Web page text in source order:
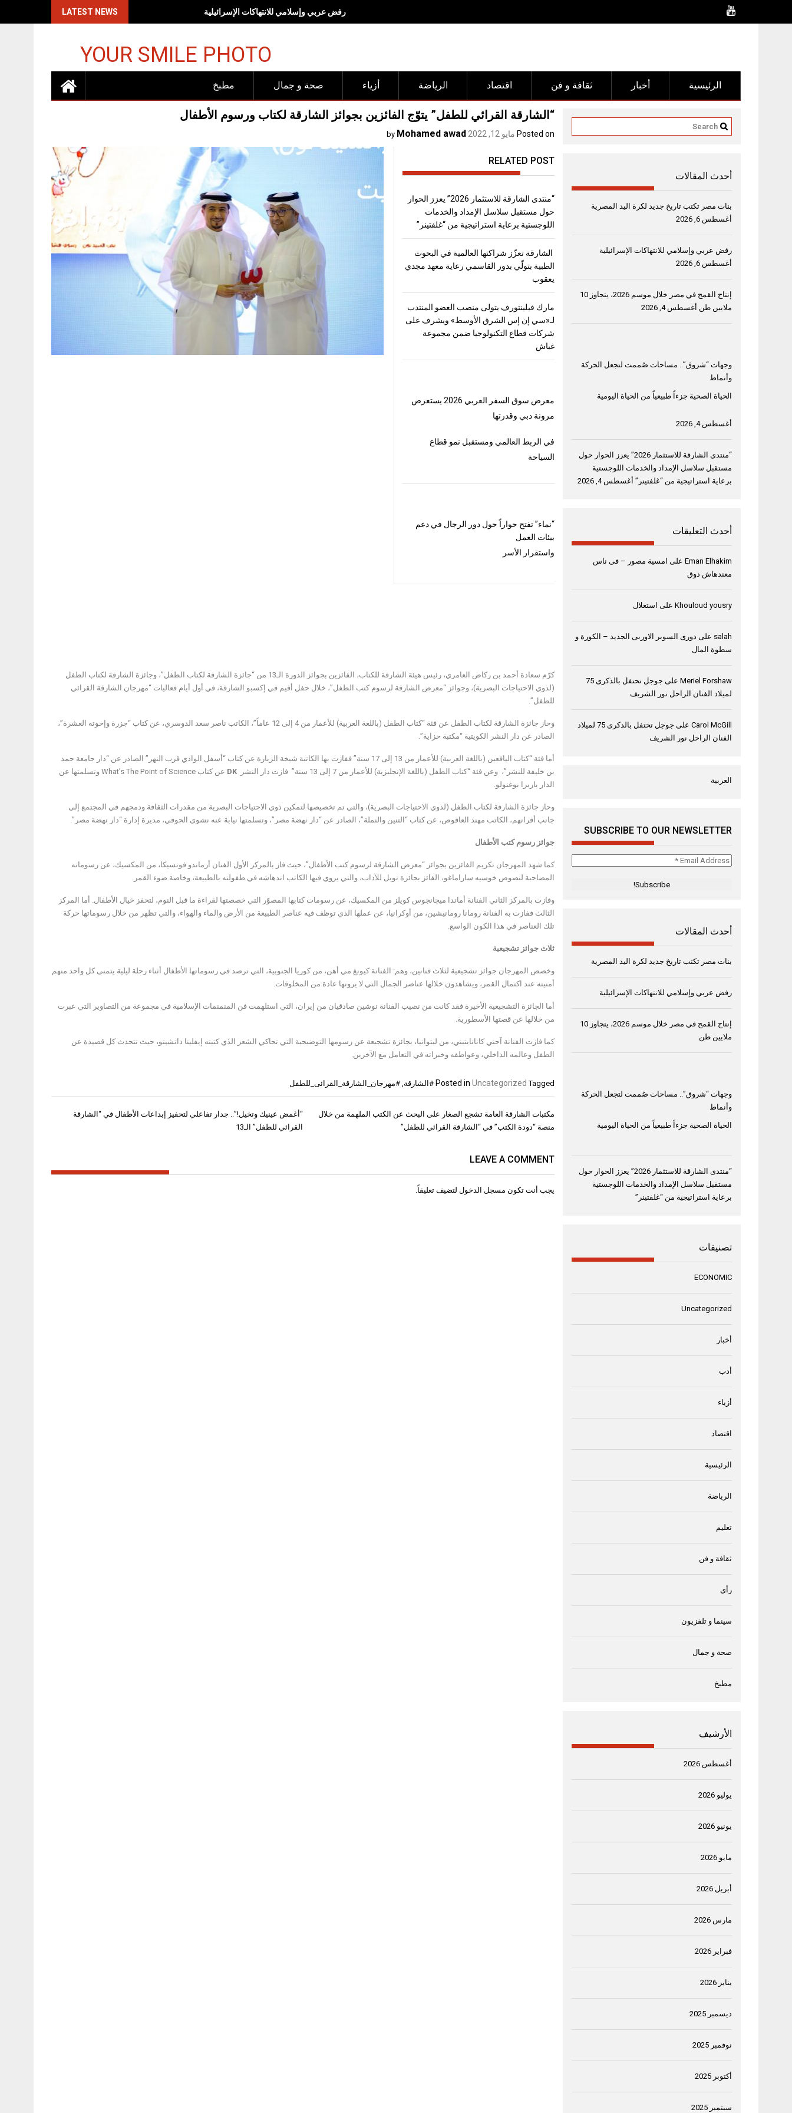
LATEST NEWS رفض عربي وإسلامي للانتهاكات الإسرائيلية
YOUR SMILE PHOTO
مطبخ صحة و جمال أزياء الرياضة اقتصاد ثقافة و فن أخبار الرئيسية
“الشارقة القرائي للطفل” يتوّج الفائزين بجوائز الشارقة لكتاب ورسوم الأطفال
Posted on مايو 12, 2022 by
Mohamed awad
RELATED POST
“منتدى الشارقة للاستثمار 2026” يعزز الحوار
حول مستقبل سلاسل الإمداد والخدمات
اللوجستية برعاية استراتيجية من “غلفتينر”
الشارقة تعزّز شراكتها العالمية في البحوث
الطبية بتولّي بدور القاسمي رعاية معهد مجدي
يعقوب
مارك فيلينتورف يتولى منصب العضو المنتدب
لـ«سي إن إس الشرق الأوسط» ويشرف على
شركات قطاع التكنولوجيا ضمن مجموعة
غباش
معرض سوق السفر العربي 2026 يستعرض
مرونة دبي وقدرتها
في الربط العالمي ومستقبل نمو قطاع
السياحة
“نماء” تفتح حواراً حول دور الرجال في دعم
بيئات العمل
واستقرار الأسر
كرّم سعادة أحمد بن ركاض العامري، رئيس هيئة الشارقة للكتاب، الفائزين بجوائز الدورة الـ13 من “جائزة الشارقة لكتاب الطفل”، وجائزة الشارقة لكتاب الطفل
(لذوي الاحتياجات البصرية)، وجوائز “معرض الشارقة لرسوم كتب الطفل”، خلال حفل أقيم في إكسبو الشارقة، في أول أيام فعاليات “مهرجان الشارقة القرائي
للطفل”.
وحاز جائزة الشارقة لكتاب الطفل عن فئة “كتاب الطفل (باللغة العربية) للأعمار من 4 إلى 12 عاماً”، الكاتب ناصر سعد الدوسري، عن كتاب “جزرة وإخوته العشرة”،
الصادر عن دار النشر الكويتية “مكتبة حزاية”.
أما فئة “كتاب اليافعين (باللغة العربية) للأعمار من 13 إلى 17 سنة” ففازت بها الكاتبة شيخة الزيارة عن كتاب “أسفل الوادي قرب النهر” الصادر عن “دار جامعة حمد
بن خليفة للنشر”، وعن فئة “كتاب الطفل (باللغة الإنجليزية) للأعمار من 7 إلى 13 سنة” فازت دار النشر
عن كتاب What’s The Point of Science وتسلمتها عن
الدار باربرا بوغنولو.
وحاز جائزة الشارقة لكتاب الطفل (لذوي الاحتياجات البصرية)، والتي تم تخصيصها لتمكين ذوي الاحتياجات البصرية من مقدرات الثقافة ودمجهم في المجتمع إلى
جانب أقرانهم، الكاتب مهند العاقوص، عن كتاب “التنين والنملة”، الصادر عن “دار نهضة مصر”، وتسلمتها نيابة عنه نشوى الحوفي، مديرة إدارة “دار نهضة مصر”.
جوائز رسوم كتب الأطفال
كما شهد المهرجان تكريم الفائزين بجوائز “معرض الشارقة لرسوم كتب الأطفال”، حيث فاز بالمركز الأول الفنان أرماندو فونسيكا، من المكسيك، عن رسوماته
المصاحبة لنصوص خوسيه ساراماغو، الفائز بجائزة نوبل للآداب، والتي يروي فيها الكاتب اندهاشه في طفولته بالطبيعة، وخاصة ضوء القمر.
وفازت بالمركز الثاني الفنانة أماندا ميجانجوس كويلز من المكسيك، عن رسومات كتابها المصوّر التي خصصتها لقراءة ما قبل النوم، لتحفز خيال الأطفال. أما المركز
الثالث ففازت به الفنانة رومانا رومانيشين، من أوكرانيا، عن عملها الذي توظف فيه عناصر الطبيعة من الأرض والماء والهواء، والتي تظهر من خلال رسوماتها حركة
تلك العناصر في هذا الكون الواسع.
ثلاث جوائز تشجيعية
وخصص المهرجان جوائز تشجيعية لثلاث فنانين، وهم: الفنانة كيونغ مي أهن، من كوريا الجنوبية، التي ترصد في رسوماتها الأطفال أثناء رحلة ليلية يتمنى كل واحد منهم
أمنيته عند اكتمال القمر، ويشاهدون خلالها عناصر الجمال التي لا يرونها عادة من المخلوقات.
أما الجائزة التشجيعية الأخيرة فقد كانت من نصيب الفنانة نوشين صادقيان من إيران، التي استلهمت فن المنمنمات الإسلامية في مجموعة من التصاوير التي عبرت
من خلالها عن قصتها الأسطورية.
كما فازت الفنانة آجني كانانايتيني، من ليتوانيا، بجائزة تشجيعة عن رسومها التوضيحية التي تحاكي الشعر الذي كتبته إيفلينا داتشيتو، حيث تتحدث كل قصيدة عن
الطفل وعالمه الداخلي، وعواطفه وخبراته في التعامل مع الآخرين.
Posted inUncategorized Tagged #الشارقة #مهرجان_الشارقة_القرائى_للطفل
تصفّح
المقالات
“أغمض عينيك وتخيل!”.. جدار تفاعلي لتحفيز إبداعات الأطفال في “الشارقة
القرائي للطفل” الـ13
مكتبات الشارقة العامة تشجع الصغار على البحث عن الكتب الملهمة من خلال
منصة “دودة الكتب” في “الشارقة القرائي للطفل”
LEAVE A COMMENT
يجب أنت تكون مسجل الدخول لتضيف تعليقاً.
أحدث المقالات
بنات مصر تكتب تاريخ جديد لكرة اليد المصرية
أغسطس 6, 2026
رفض عربي وإسلامي للانتهاكات الإسرائيلية
أغسطس 6, 2026
إنتاج القمح في مصر خلال موسم 2026، يتجاوز 10
ملايين طن أغسطس 4, 2026
وجهات “شروق”.. مساحات صُممت لتجعل الحركة
وأنماط
الحياة الصحية جزءاً طبيعياً من الحياة اليومية
أغسطس 4, 2026
“منتدى الشارقة للاستثمار 2026” يعزز الحوار حول
مستقبل سلاسل الإمداد والخدمات اللوجستية
برعاية استراتيجية من “غلفتينر” أغسطس 4, 2026
أحدث التعليقات
Eman Elhakim على امسية مصور – فى ناس
معندهاش ذوق
Khouloud yousry على استغلال
salah على دورى السوبر الاوربى الجديد – الكورة و
سطوة المال
Meriel Forshaw على
جوجل تحتفل بالذكرى 75
لميلاد الفنان الراحل نور الشريف
Carol McGill على
جوجل تحتفل بالذكرى 75 لميلاد
الفنان الراحل نور الشريف
العربية
SUBSCRIBE TO OUR NEWSLETTER
Email
أحدث المقالات
بنات مصر تكتب تاريخ جديد لكرة اليد المصرية
رفض عربي وإسلامي للانتهاكات الإسرائيلية
إنتاج القمح في مصر خلال موسم 2026، يتجاوز 10
ملايين طن
وجهات “شروق”.. مساحات صُممت لتجعل الحركة
وأنماط
الحياة الصحية جزءاً طبيعياً من الحياة اليومية
“منتدى الشارقة للاستثمار 2026” يعزز الحوار حول
مستقبل سلاسل الإمداد والخدمات اللوجستية
برعاية استراتيجية من “غلفتينر”
تصنيفات
ECONOMIC
Uncategorized
أخبار
أدب
أزياء
اقتصاد
الرئيسية
الرياضة
تعليم
ثقافة و فن
رأى
سينما و تلفزيون
صحة و جمال
مطبخ
الأرشيف
أغسطس 2026
يوليو 2026
يونيو 2026
مايو 2026
أبريل 2026
مارس 2026
فبراير 2026
يناير 2026
ديسمبر 2025
نوفمبر 2025
أكتوبر 2025
سبتمبر 2025